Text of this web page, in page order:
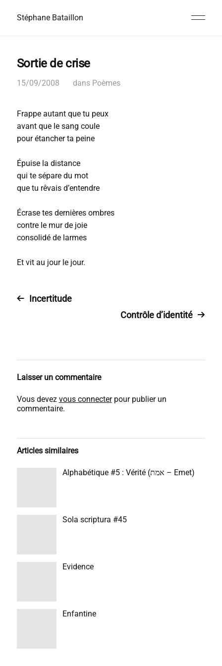
Stéphane Bataillon
Sortie de crise
15/09/2008 dans Poèmes
Frappe autant que tu peux
avant que le sang coule
pour étancher ta peine
Épuise la distance
qui te sépare du mot
que tu rêvais d’entendre
Écrase tes dernières ombres
contre le mur de joie
consolidé de larmes
Et vit au jour le jour.
Incertitude
Contrôle d’identité
Laisser un commentaire
Vous devez vous connecterpour publier un
commentaire.
Articles similaires
Alphabétique #5 : Vérité (אמת – Emet)
Sola scriptura #45
Evidence
Enfantine